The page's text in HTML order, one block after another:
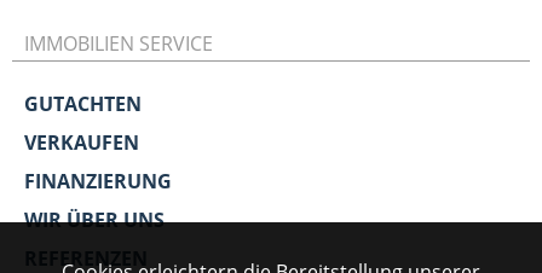
IMMOBILIEN SERVICE
GUTACHTEN
VERKAUFEN
FINANZIERUNG
WIR ÜBER UNS
REFERENZEN